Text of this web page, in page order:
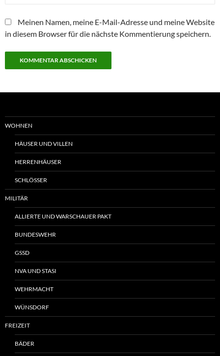
Meinen Namen, meine E-Mail-Adresse und meine Website
in diesem Browser für die nächste Kommentierung speichern.
WOHNEN
HÄUSER UND VILLEN
HERRENHÄUSER
SCHLÖSSER
MILITÄR
ALLIERTE UND WARSCHAUER PAKT
BUNDESWEHR
GSSD
NVA UND STASI
WEHRMACHT
WÜNSDORF
FREIZEIT
BÄDER